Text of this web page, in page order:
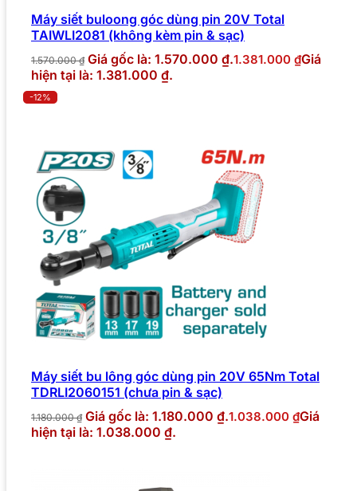
Máy siết buloong góc dùng pin 20V Total
TAIWLI2081 (không kèm pin & sạc)
1.570.000₫ Giá gốc là: 1.570.000 ₫.1.381.000 ₫Giá
hiện tại là: 1.381.000 ₫.
-12%
Máy siết bu lông góc dùng pin 20V 65Nm Total
TDRLI2060151 (chưa pin & sạc)
1.180.000₫ Giá gốc là: 1.180.000 ₫.1.038.000 ₫Giá
hiện tại là: 1.038.000 ₫.